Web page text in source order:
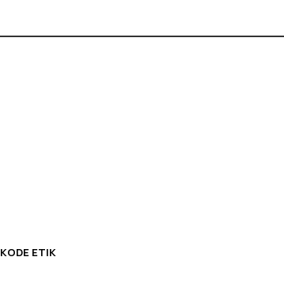
KODE ETIK